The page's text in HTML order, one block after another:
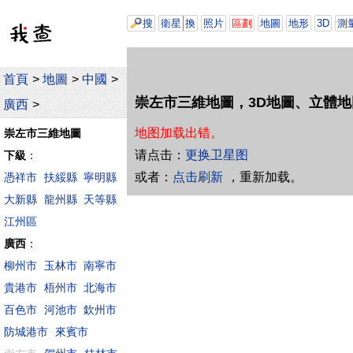
首頁 > 地圖 > 中國 >
廣西 >
崇左市三維地圖
下級 ：
憑祥市 扶綏縣 寧明縣
大新縣 龍州縣 天等縣
江州區
廣西 ：
柳州市
玉林市 南寧市
貴港市 梧州市 北海市
百色市 河池市 欽州市
防城港市 來賓市
搜 衛星 換 照片 區劃 地圖 地形 3D 測
崇左市三維地圖，3D地圖、立體地
地图加载出错。
请点击： 更换卫星图
或者： 点击刷新 ，重新加载。